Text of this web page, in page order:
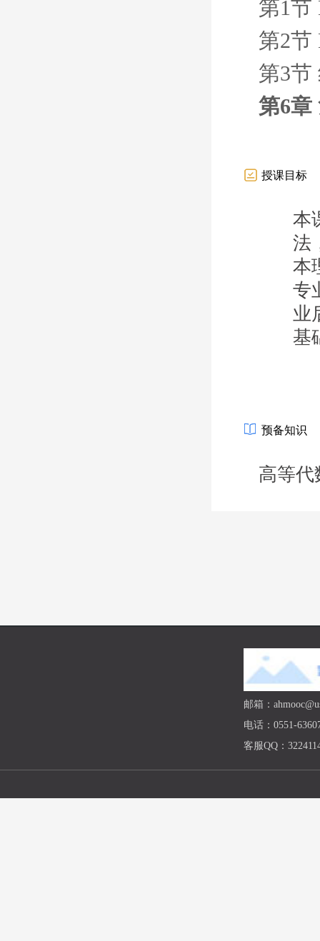
第1节
第2节
第3节
第6章
授课目标
本
法
本
专
业
基
预备知识
高等代
邮箱：
电话：0551-
客服QQ：